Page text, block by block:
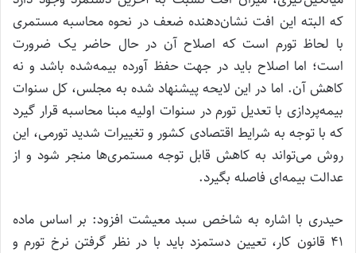
که البته این افت نشان‌دهنده ضعف در نحوه محاسبه مستمری
با لحاظ تورم است که اصلاح آن در حال حاضر یک ضرورت
است؛ اما اصلاح باید در جهت حفظ آورده بیمه‌شده باشد و نه
کاهش آن. اما در این لایحه پیشنهاد شده به مجلس، کل سنوات
بیمه‌پردازی با تعدیل تورم در سنوات اولیه مبنا محاسبه قرار گیرد
که با توجه به شرایط اقتصادی کشور و تغییرات شدید تورمی، این
روش می‌تواند به کاهش قابل توجه مستمری‌ها منجر شود و از
عدالت بیمه‌ای فاصله بگیرد.
حیدری با اشاره به شاخص سبد معیشت افزود: بر اساس ماده
۴۱ قانون کار، تعیین دستمزد باید با در نظر گرفتن نرخ تورم و